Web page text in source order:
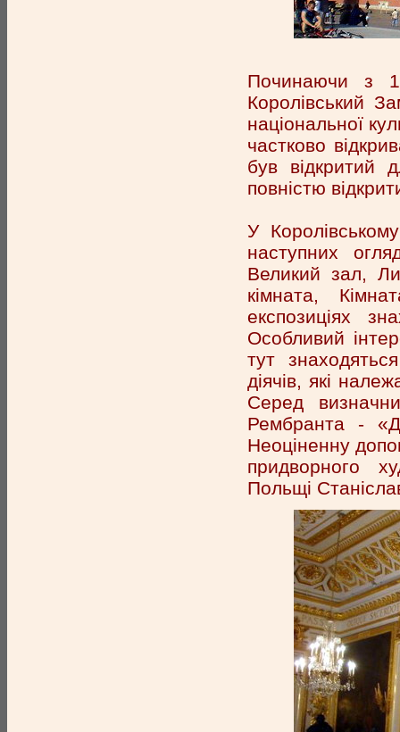
Починаючи з
Королівський
національної
частково
був відкритий
повністю
У
наступних
Великий зал,
кімната,
експозиціях
Особливий
тут
діячів, які
Серед
Рембранта -
Неоціненну
придворного
Польщі